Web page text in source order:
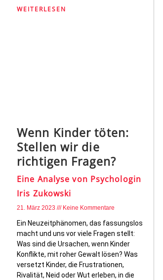
WEITERLESEN
Wenn Kinder töten:
Stellen wir die
richtigen Fragen?
Eine Analyse von Psychologin
Iris Zukowski
21. März 2023 Keine Kommentare
Ein Neuzeitphänomen, das fassungslos
macht und uns vor viele Fragen stellt:
Was sind die Ursachen, wenn Kinder
Konflikte, mit roher Gewalt lösen? Was
versetzt Kinder, die Frustrationen,
Rivalität, Neid oder Wut erleben, in die